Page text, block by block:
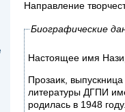
Направление
Биографические
Настоящее имя
Прозаик, выпускница
литературы ДГПИ
родилась в 1948